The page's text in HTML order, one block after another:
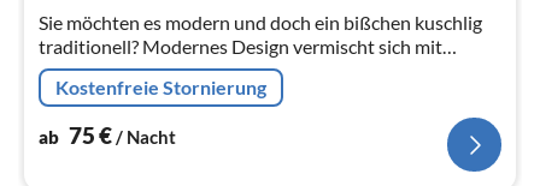
Sie möchten es modern und doch ein bißchen kuschlig
traditionell? Modernes Design vermischt sich mit
traditionellem Charme, wohlriechendes Holz schafft
Wärme und Behaglichkeit.
Kostenfreie Stornierung
ab 75€/ Nacht